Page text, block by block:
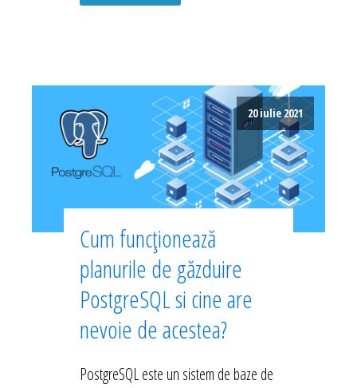
20 iulie 2021
Cum funcționează
planurile de găzduire
PostgreSQL si cine are
nevoie de acestea?
PostgreSQL este un sistem de baze de